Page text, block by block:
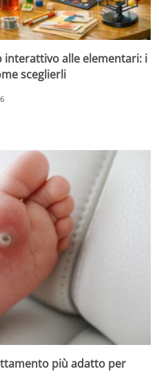
interattivo alle elementari: i
sceglierli
più adatto per